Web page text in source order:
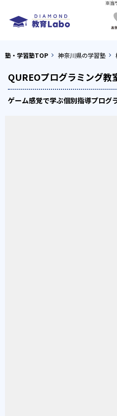
塾・学習塾TOP 神奈川県の学習塾
QUREOプログラミング教
ゲーム感覚で学ぶ個別指導プログ